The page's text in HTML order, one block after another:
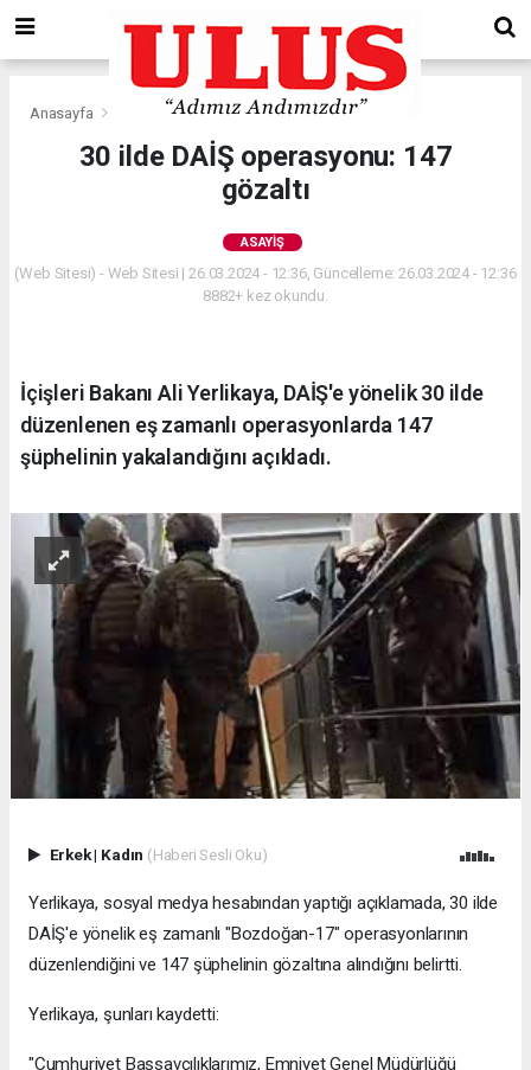
Anasayfa
30 ilde DAİŞ operasyonu: 147
gözaltı
ASAYIŞ
(Web Sitesi) - Web Sitesi | 26.03.2024 - 12:36, Güncelleme: 26.03.2024 - 12:36
8882+ kez okundu.
İçişleri Bakanı Ali Yerlikaya, DAİŞ'e yönelik 30 ilde
düzenlenen eş zamanlı operasyonlarda 147
şüphelinin yakalandığını açıkladı.
Erkek| Kadın (Haberi Sesli Oku)
Yerlikaya, sosyal medya hesabından yaptığı açıklamada, 30 ilde
DAİŞ'e yönelik eş zamanlı "Bozdoğan-17" operasyonlarının
düzenlendiğini ve 147 şüphelinin gözaltına alındığını belirtti.
Yerlikaya, şunları kaydetti:
"Cumhuriyet Başsavcılıklarımız, Emniyet Genel Müdürlüğü